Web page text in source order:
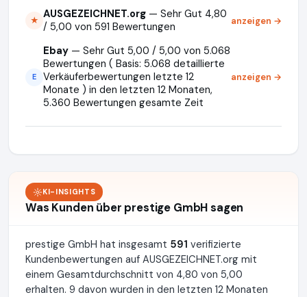
★ AUSGEZEICHNET.org — Sehr Gut 4,80
/ 5,00 von 591 Bewertungen
anzeigen →
E
Ebay — Sehr Gut 5,00 / 5,00 von 5.068
Bewertungen ( Basis: 5.068 detaillierte
Verkäuferbewertungen letzte 12
Monate ) in den letzten 12 Monaten,
5.360 Bewertungen gesamte Zeit
anzeigen →
KI-INSIGHTS
Was Kunden über prestige GmbH sagen
prestige GmbH hat insgesamt 591 verifizierte
Kundenbewertungen auf AUSGEZEICHNET.org mit
einem Gesamtdurchschnitt von 4,80 von 5,00
erhalten. 9 davon wurden in den letzten 12 Monaten